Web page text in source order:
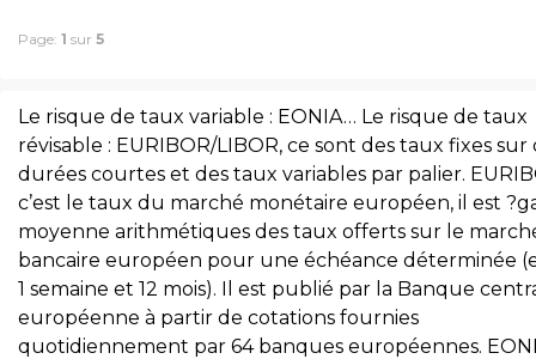
Page: 1 sur 5
Le risque de taux variable : EONIA… Le risque de taux
révisable : EURIBOR/LIBOR, ce sont des taux fixes sur
durées courtes et des taux variables par palier.
c’est le taux du marché monétaire européen, il est
moyenne arithmétiques des taux offerts sur le
bancaire européen pour une échéance déterminée
1 semaine et 12 mois). Il est publié par la Banque
européenne à partir de cotations fournies
quotidiennement par 64 banques européennes.